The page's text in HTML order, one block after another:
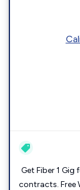
Get Fiber 1
contracts. Free